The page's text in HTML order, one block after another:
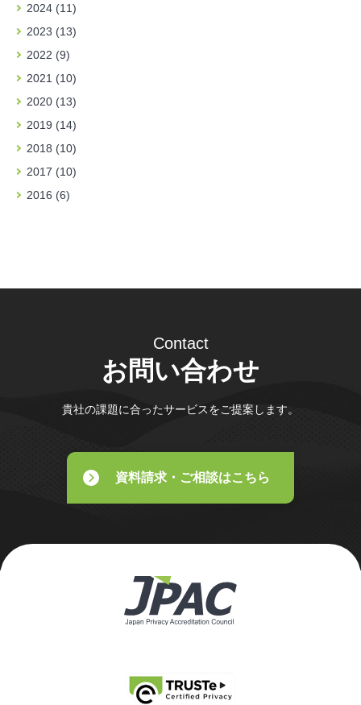
2024 (11)
2023 (13)
2022 (9)
2021 (10)
2020 (13)
2019 (14)
2018 (10)
2017 (10)
2016 (6)
Contact
お問い合わせ
貴社の課題に合ったサービスをご提案します。
資料請求・ご相談はこちら